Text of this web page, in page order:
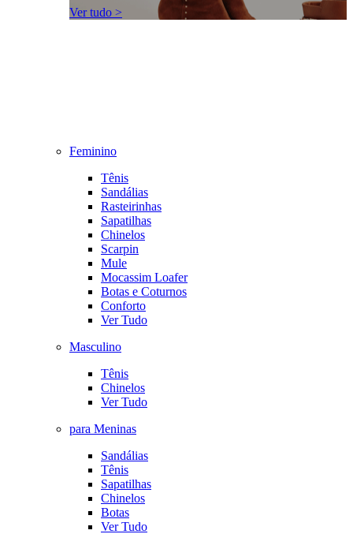
Ver tudo >
Feminino
Tênis
Sandálias
Rasteirinhas
Sapatilhas
Chinelos
Scarpin
Mule
Mocassim Loafer
Botas e Coturnos
Conforto
Ver Tudo
Masculino
Tênis
Chinelos
Ver Tudo
para Meninas
Sandálias
Tênis
Sapatilhas
Chinelos
Botas
Ver Tudo